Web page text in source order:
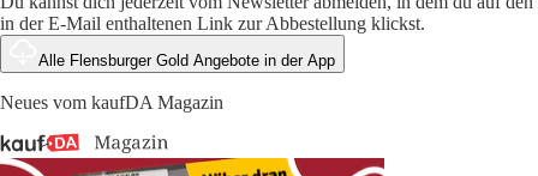
in der E-Mail enthaltenen Link zur Abbestellung klickst.
Alle Flensburger Gold Angebote in der App
Neues vom kaufDA Magazin